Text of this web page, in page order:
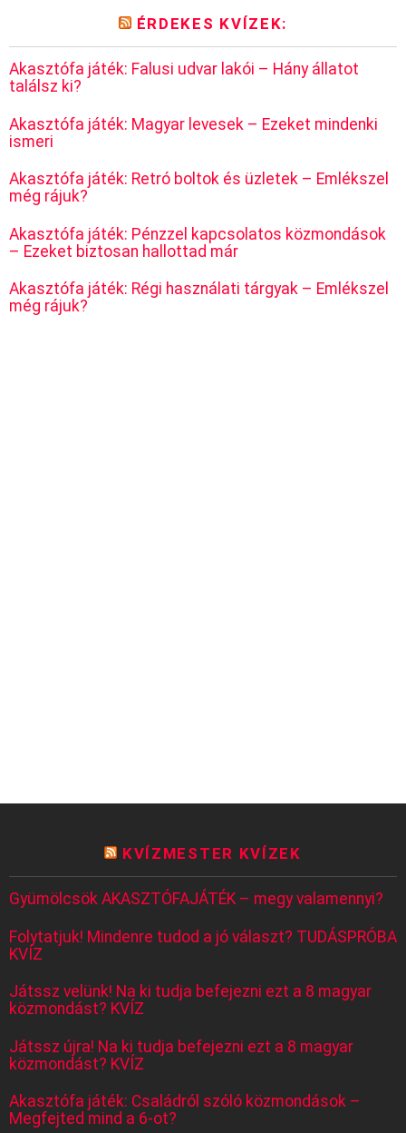
ÉRDEKES KVÍZEK:
Akasztófa játék: Falusi udvar lakói – Hány állatot
találsz ki?
Akasztófa játék: Magyar levesek – Ezeket mindenki
ismeri
Akasztófa játék: Retró boltok és üzletek – Emlékszel
még rájuk?
Akasztófa játék: Pénzzel kapcsolatos közmondások
– Ezeket biztosan hallottad már
Akasztófa játék: Régi használati tárgyak – Emlékszel
még rájuk?
KVÍZMESTER KVÍZEK
Gyümölcsök AKASZTÓFAJÁTÉK – megy valamennyi?
Folytatjuk! Mindenre tudod a jó választ? TUDÁSPRÓBA
KVÍZ
Játssz velünk! Na ki tudja befejezni ezt a 8 magyar
közmondást? KVÍZ
Játssz újra! Na ki tudja befejezni ezt a 8 magyar
közmondást? KVÍZ
Akasztófa játék: Családról szóló közmondások –
Megfejted mind a 6-ot?